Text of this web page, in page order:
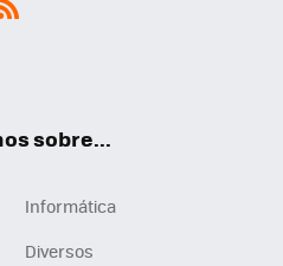
sobre...
Informática
Diversos